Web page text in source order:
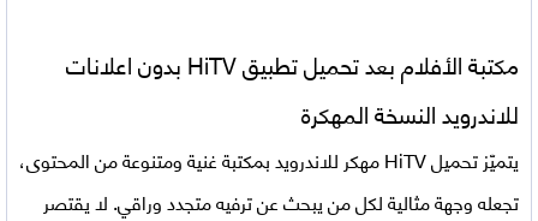
مكتبة الأفلام بعد تحميل تطبيق HiTV بدون اعلانات
للاندرويد النسخة المهكرة
يتميّز تحميل HiTV مهكر للاندرويد بمكتبة غنية ومتنوعة من المحتوى،
تجعله وجهة مثالية لكل من يبحث عن ترفيه متجدد وراقي. لا يقتصر